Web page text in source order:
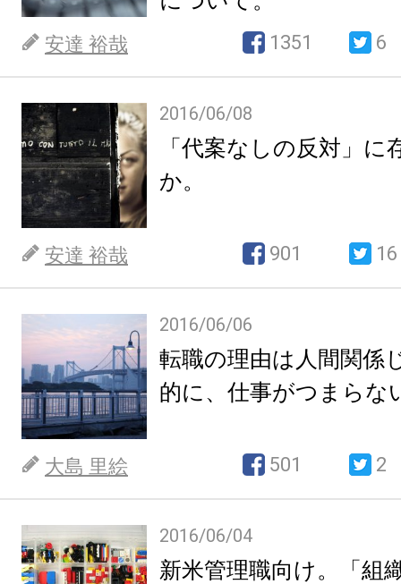
安達 裕哉 1351 6
2016/06/08
「代案なしの反対」に
か。
安達 裕哉 901 16
2016/06/06
転職の理由は人間関係
的に、仕事がつまらな
大島 里絵 501 2
2016/06/04
新米管理職向け。「組